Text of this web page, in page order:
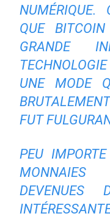
NUMÉRIQUE.
QUE
GRANDE
UNE MODE
FUT
PEU
MONNAIES